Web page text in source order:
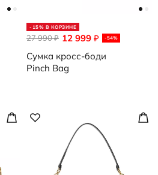
-15% В КОРЗИНЕ
12 999 ₽ -54%
27 990₽
Сумка кросс-боди
Pinch Bag